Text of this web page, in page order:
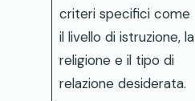
criteri specifici come
il livello di istruzione, la
religione e il tipo di
relazione desiderata.